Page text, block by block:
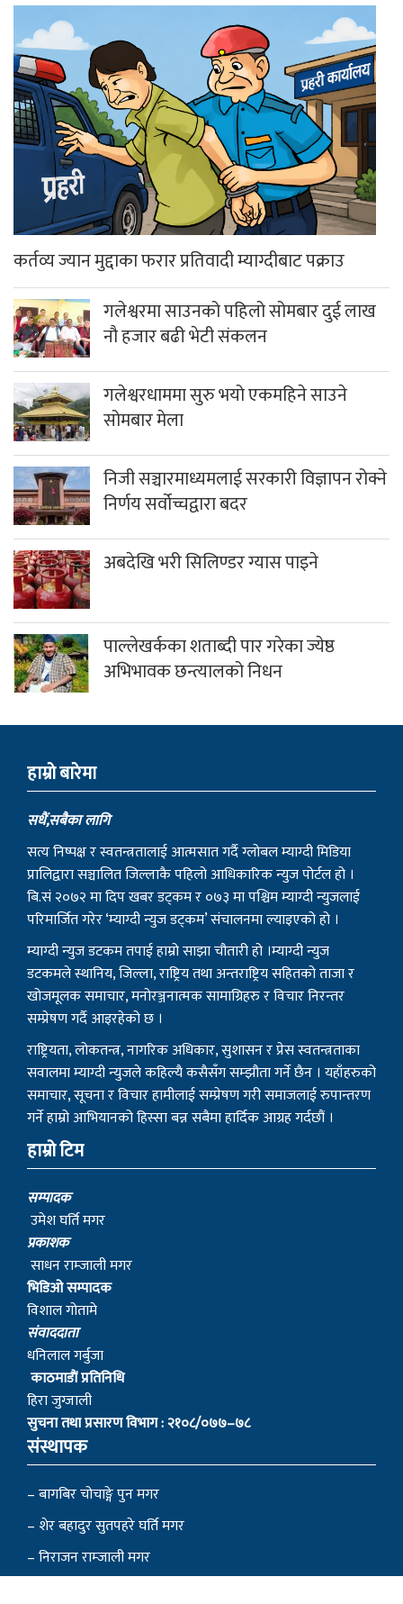
कर्तव्य ज्यान मुद्दाका फरार प्रतिवादी म्याग्दीबाट पक्राउ
गलेश्वरमा साउनको पहिलो सोमबार दुई लाख
नौ हजार बढी भेटी संकलन
गलेश्वरधाममा सुरु भयो एकमहिने साउने
सोमबार मेला
निजी सञ्चारमाध्यमलाई सरकारी विज्ञापन रोक्ने
निर्णय सर्वोच्चद्वारा बदर
अबदेखि भरी सिलिण्डर ग्यास पाइने
पाल्लेखर्कका शताब्दी पार गरेका ज्येष्ठ
अभिभावक छन्त्यालको निधन
हाम्राे बारेमा
सधैं,सबैका लागि
सत्य निष्पक्ष र स्वतन्त्रतालाई आत्मसात गर्दै ग्लोबल म्याग्दी मिडिया
प्रालिद्वारा सञ्चालित जिल्लाकै पहिलो आधिकारिक न्युज पोर्टल हो ।
बि.सं २०७२ मा दिप खबर डट्कम र ०७३ मा पश्चिम म्याग्दी न्युजलाई
परिमार्जित गरेर ‘म्याग्दी न्युज डट्कम’ संचालनमा ल्याइएको हो ।
म्याग्दी न्युज डटकम तपाई हाम्रो साझा चौतारी हो ।म्याग्दी न्युज
डटकमले स्थानिय, जिल्ला, राष्ट्रिय तथा अन्तराष्ट्रिय सहितको ताजा र
खोजमूलक समाचार, मनोरञ्जनात्मक सामाग्रिहरु र विचार निरन्तर
सम्प्रेषण गर्दै आइरहेको छ ।
राष्ट्रियता, लोकतन्त्र, नागरिक अधिकार, सुशासन र प्रेस स्वतन्त्रताका
सवालमा म्याग्दी न्युजले कहिल्यै कसैसँग सम्झौता गर्ने छैन । यहाँहरुको
समाचार, सूचना र विचार हामीलाई सम्प्रेषण गरी समाजलाई रुपान्तरण
गर्ने हाम्रो आभियानको हिस्सा बन्न सबैमा हार्दिक आग्रह गर्दछौं ।
हाम्रो टिम
सम्पादक
उमेश घर्ति मगर
प्रकाशक
साधन राम्जाली मगर
भिडिओ सम्पादक
विशाल गोतामे
स‌ंवाददाता
धनिलाल गर्बुजा
काठमाडाैं प्रतिनिधि
हिरा जुग्जाली
सुचना तथा प्रसारण विभाग : २१०८/०७७–७८
संस्थापक
– बागबिर चोचाङ्गे पुन मगर
– शेर बहादुर सुतपहरे घर्ति मगर
– निराजन राम्जाली मगर